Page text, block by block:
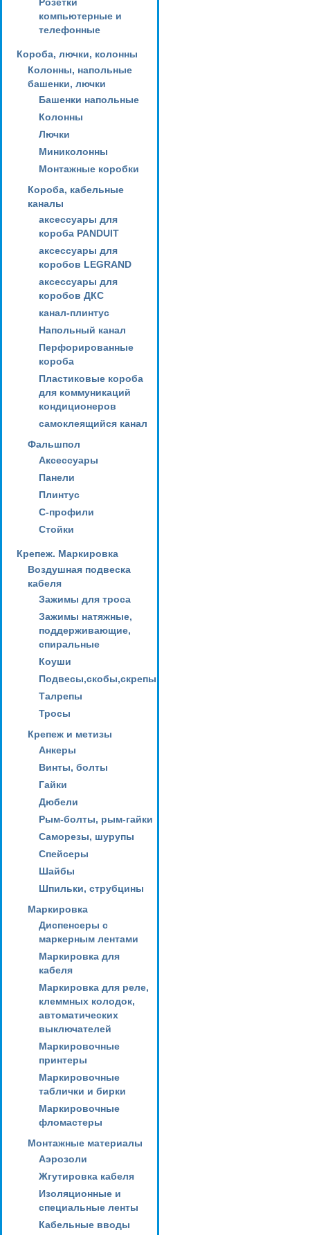
компьютерные и
телефонные
Короба, лючки, колонны
Колонны, напольные
башенки, лючки
Башенки напольные
Колонны
Лючки
Миниколонны
Монтажные коробки
Короба, кабельные
каналы
аксессуары для
короба PANDUIT
аксессуары для
коробов LEGRAND
аксессуары для
коробов ДКС
канал-плинтус
Напольный канал
Перфорированные
короба
Пластиковые короба
для коммуникаций
кондиционеров
самоклеящийся канал
Фальшпол
Аксессуары
Панели
Плинтус
С-профили
Стойки
Крепеж. Маркировка
Воздушная подвеска
кабеля
Зажимы для троса
Зажимы натяжные,
поддерживающие,
спиральные
Коуши
Подвесы,скобы,скрепы
Талрепы
Тросы
Крепеж и метизы
Анкеры
Винты, болты
Гайки
Дюбели
Рым-болты, рым-гайки
Саморезы, шурупы
Спейсеры
Шайбы
Шпильки, струбцины
Маркировка
Диспенсеры с
маркерным лентами
Маркировка для
кабеля
Маркировка для реле,
клеммных колодок,
автоматических
выключателей
Маркировочные
принтеры
Маркировочные
таблички и бирки
Маркировочные
фломастеры
Монтажные материалы
Аэрозоли
Жгутировка кабеля
Изоляционные и
специальные ленты
Кабельные вводы